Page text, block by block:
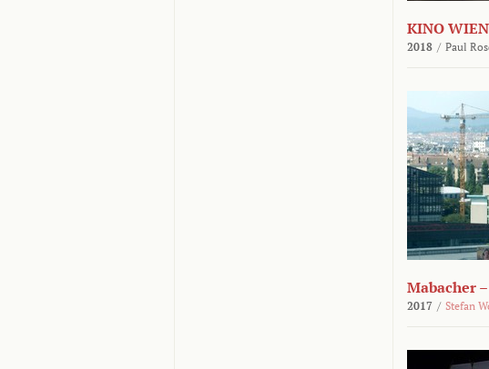
KINO
2018 / Paul
Mabacher
2017 / Stefan